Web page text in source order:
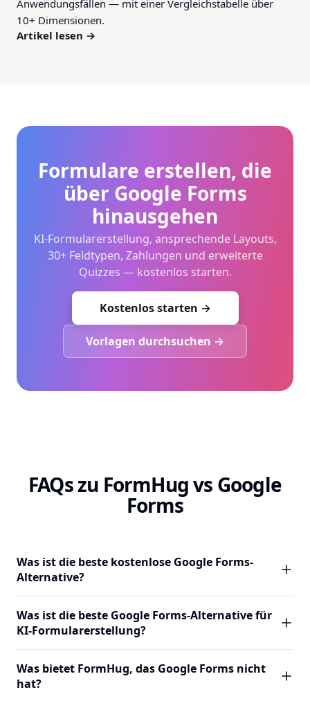
Anwendungsfällen — mit einer Vergleichstabelle über
10+ Dimensionen.
Artikel lesen →
Formulare erstellen, die
über Google Forms
hinausgehen
KI-Formularerstellung, ansprechende Layouts,
30+ Feldtypen, Zahlungen und erweiterte
Quizzes — kostenlos starten.
Kostenlos starten →
Vorlagen durchsuchen →
FAQs zu FormHug vs Google
Forms
Was ist die beste kostenlose Google Forms-
Alternative?
Alternative für Teams, die mehr als einfache
Datenerfassung benötigen. Der kostenlose Plan umfasst
3.000 Einreichungen pro Monat, KI-Formularerstellung,
ansprechende Classic- und Card-Layouts, erweiterte Quiz-
Bewertung mit Zertifikaten und Öffentliche Abfrage —
Was ist die beste Google Forms-Alternative für
KI-Formularerstellung?
Grund auf KI-nativ ist. Sie können ein vollständiges
Formular aus einer einfachsprachigen Beschreibung
Was bietet FormHug, das Google Forms nicht
hat?